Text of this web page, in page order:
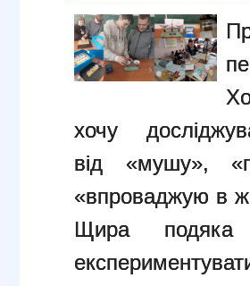
хочу
від «мушу»,
«впроваджую в
Щира